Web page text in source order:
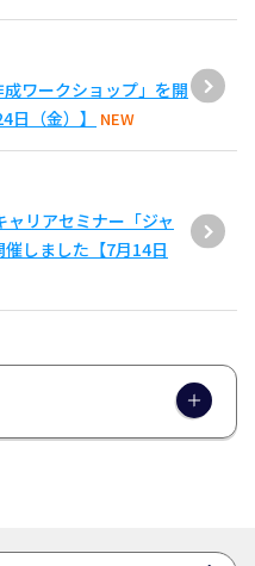
成ワークショップ」を開
（金）】
NEW
リアセミナー「ジャ
しました【7月14日